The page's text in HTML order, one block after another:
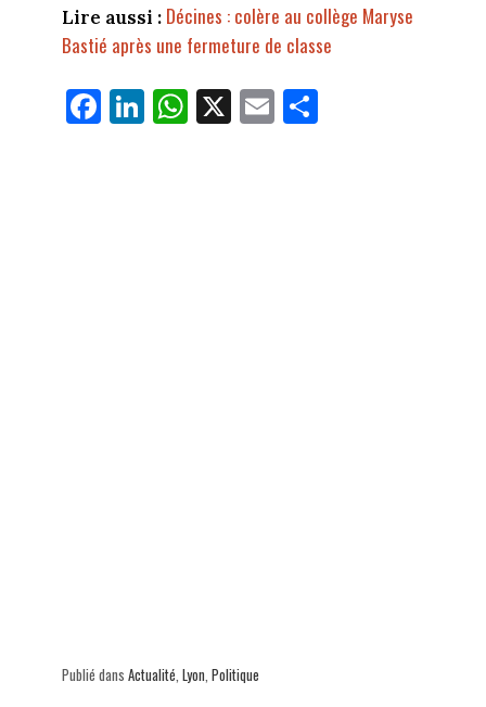
Lire aussi : Décines : colère au collège Maryse
Bastié après une fermeture de classe
Fa
ce
Li
nk
W
ha
X E
m
Pa
Publié dans Actualité, Lyon, Politique